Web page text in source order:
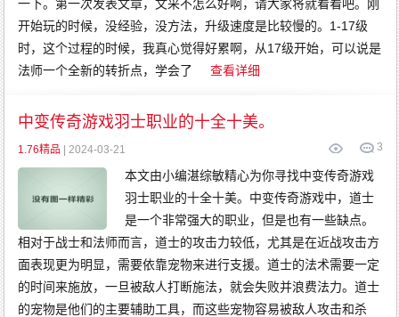
一下。第一次发表文章，文采不怎么好啊，请大家将就看看吧。刚
开始玩的时候，没经验，没方法，升级速度是比较慢的。1-17级
时，这个过程的时候，我真心觉得好累啊，从17级开始，可以说是
法师一个全新的转折点，学会了
查看详细
中变传奇游戏羽士职业的十全十美。
3
1.76精品 | 2024-03-21
本文由小编湛综敏精心为你寻找中变传奇游戏
羽士职业的十全十美。中变传奇游戏中，道士
是一个非常强大的职业，但是也有一些缺点。
相对于战士和法师而言，道士的攻击力较低，尤其是在近战攻击方
面表现更为明显，需要依靠宠物来进行支援。道士的法术需要一定
的时间来施放，一旦被敌人打断施法，就会失败并浪费法力。道士
的宠物是他们的主要辅助工具，而这些宠物容易被敌人攻击和杀